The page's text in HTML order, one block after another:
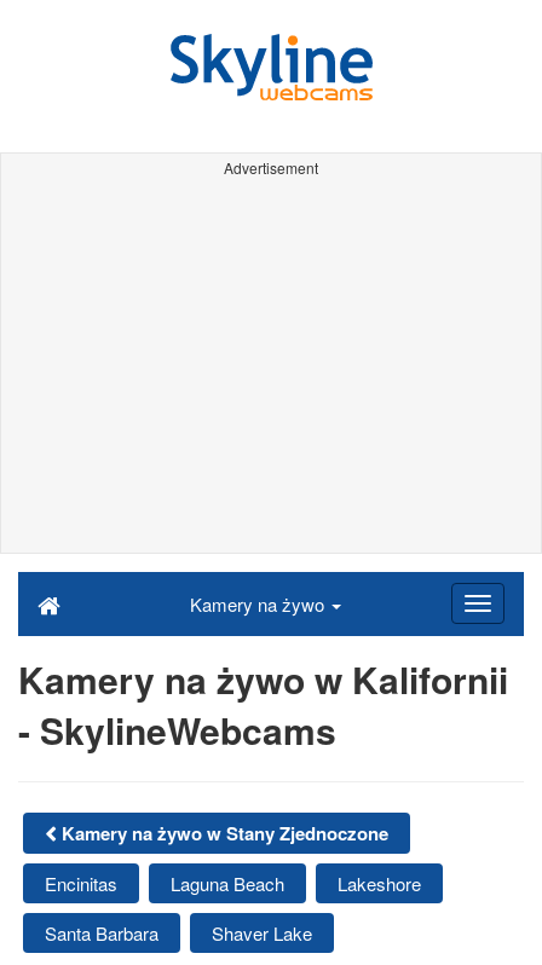
Advertisement
Kamery na żywo
Kamery na żywo w Kalifornii
- SkylineWebcams
Kamery na żywo w Stany Zjednoczone
Encinitas Laguna Beach
Lakeshore
Santa Barbara
Shaver Lake